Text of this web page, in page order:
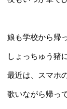
娘も学校から帰
しょっちゅう猪
最近は、スマホ
歌いながら帰っ